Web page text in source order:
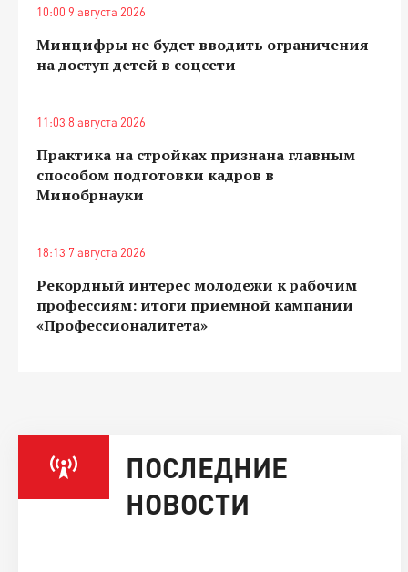
10:00 9 августа 2026
Минцифры не будет вводить ограничения
на доступ детей в соцсети
11:03 8 августа 2026
Практика на стройках признана главным
способом подготовки кадров в
Минобрнауки
18:13 7 августа 2026
Рекордный интерес молодежи к рабочим
профессиям: итоги приемной кампании
«Профессионалитета»
ПОСЛЕДНИЕ
НОВОСТИ